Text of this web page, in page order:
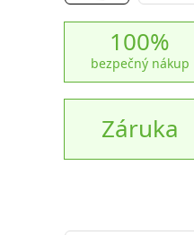
100%
bezpečný nákup
Záruka